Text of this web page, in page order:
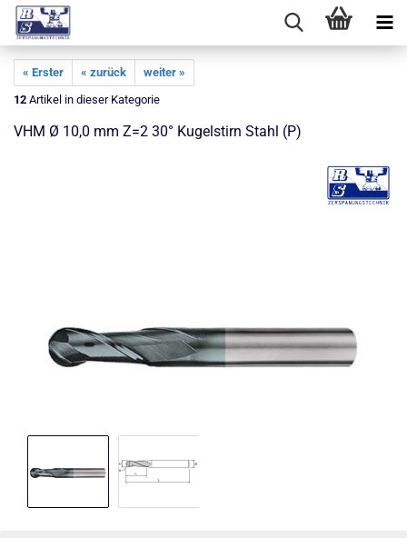
« Erster « zurück
weiter »
12 Artikel in dieser Kategorie
VHM Ø 10,0 mm Z=2 30° Kugelstirn Stahl (P)